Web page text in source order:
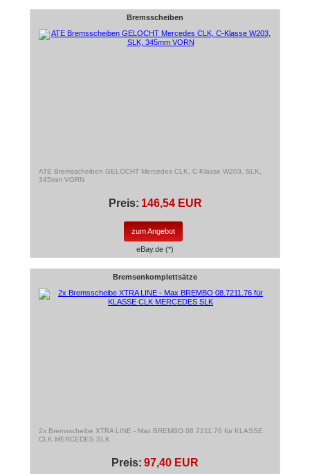
Bremsscheiben
ATE Bremsscheiben GELOCHT Mercedes CLK, C-Klasse W203, SLK,
345mm VORN
Preis: 146,54 EUR
zum Angebot
eBay.de (*)
Bremsenkomplettsätze
2x Bremsscheibe XTRA LINE - Max BREMBO 08.7211.76 für KLASSE
CLK MERCEDES SLK
Preis: 97,40 EUR